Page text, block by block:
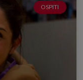
OSPITI